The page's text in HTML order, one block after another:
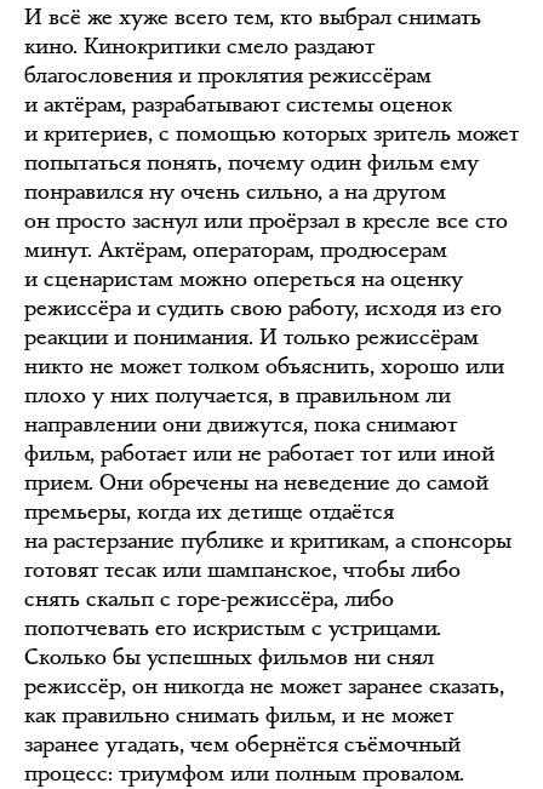
И всё же хуже всего тем, кто выбрал снимать
кино. Кинокритики смело раздают
благословения и проклятия режиссёрам
и актёрам, разрабатывают системы оценок
и критериев, с помощью которых зритель может
попытаться понять, почему один фильм ему
понравился ну очень сильно, а на другом
он просто заснул или проёрзал в кресле все сто
минут. Актёрам, операторам, продюсерам
и сценаристам можно опереться на оценку
режиссёра и судить свою работу, исходя из его
реакции и понимания. И только режиссёрам
никто не может толком объяснить, хорошо или
плохо у них получается, в правильном ли
направлении они движутся, пока снимают
фильм, работает или не работает тот или иной
прием. Они обречены на неведение до самой
премьеры, когда их детище отдаётся
на растерзание публике и критикам, а спонсоры
готовят тесак или шампанское, чтобы либо
снять скальп с горе-режиссёра, либо
попотчевать его искристым с устрицами.
Сколько бы успешных фильмов ни снял
режиссёр, он никогда не может заранее сказать,
как правильно снимать фильм, и не может
заранее угадать, чем обернётся съёмочный
процесс: триумфом или полным провалом.